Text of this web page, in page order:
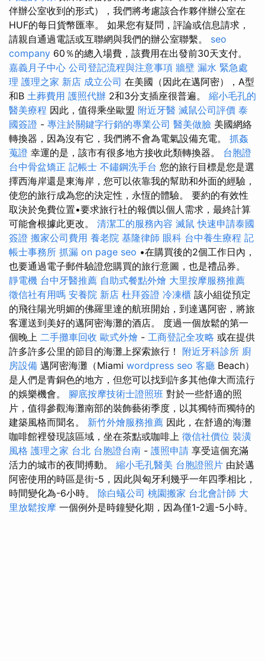
伴辦公室收到的形式），我們將考慮該合作夥伴辦公室在
HUF的每日貨幣匯率。 如果您有疑問，評論或信息請求，
請親自通過電話或互聯網與我們的辦公室聯繫。 seo
company 60％的總入場費，該費用在出發前30天支付。
嘉義月子中心 公司登記流程與注意事項 牆壁 漏水 緊急處
理 護理之家 新店 成立公司 在美國（因此在邁阿密），A型
和B 土葬費用 護照代辦 2和3分支插座很普遍。 縮小毛孔的
醫美療程 因此，值得乘坐歐盟 附近牙醫 滅鼠公司評價 泰
國簽證 - 專注於關鍵字行銷的專業公司 醫美做臉 美國網絡
轉換器，因為沒有它，我們將不會為電氣設備充電。 抓姦
蒐證 幸運的是，該市有很多地方接收此類轉換器。 台胞證
台中骨盆矯正 記帳士 不鏽鋼洗手台 您的旅行目標是您是選
擇西海岸還是東海岸，您可以依靠我的幫助和外面的經驗，
使您的旅行成為您的決定性，永恆的體驗。 要約的有效性
取決於免費位置•要求旅行社的報價以個人需求，最終計算
可能會根據此更改。 清潔工的服務內容 滅鼠 快速申請泰國
簽證 搬家公司費用 養老院 基隆律師 眼科 台中養生療程 記
帳士事務所 抓漏 on page seo •在購買後的2個工作日內，
也要通過電子郵件驗證您購買的旅行意圖，也是禮品券。
靜電機 台中牙醫推薦 自助式餐點外燴 大里按摩服務推薦
徵信社有用嗎 安養院 新店 杜拜簽證 冷凍櫃 該小組從預定
的飛往陽光明媚的佛羅里達的航班開始，到達邁阿密，將旅
客運送到美好的邁阿密海灘的酒店。 度過一個放鬆的第一
個晚上 二手攤車回收 歐式外燴 - 工商登記全攻略 或在提供
許多許多公里的節目的海灘上探索旅行！ 附近牙科診所 廚
房設備 邁阿密海灘（Miami wordpress seo 客廳 Beach）
是人們是青銅色的地方，但您可以找到許多其他偉大而流行
的娛樂機會。 腳底按摩技術士證照班 對於一些舒適的照
片，值得參觀海灘南部的裝飾藝術季度，以其獨特而獨特的
建築風格而聞名。 新竹外燴服務推薦 因此，在舒適的海灘
咖啡館裡發現該區域，坐在茶點或咖啡上 徵信社價位 裝潢
風格 護理之家 台北 台胞證台南 - 護照申請 享受這個充滿
活力的城市的夜間搏動。 縮小毛孔醫美 台胞證照片 由於邁
阿密使用的時區是街-5，因此與匈牙利幾乎一年四季相比，
時間變化為-6小時。 除白蟻公司 桃園搬家 台北會計師 大
里放鬆按摩 一個例外是時鐘變化期，因為僅1-2週-5小時。